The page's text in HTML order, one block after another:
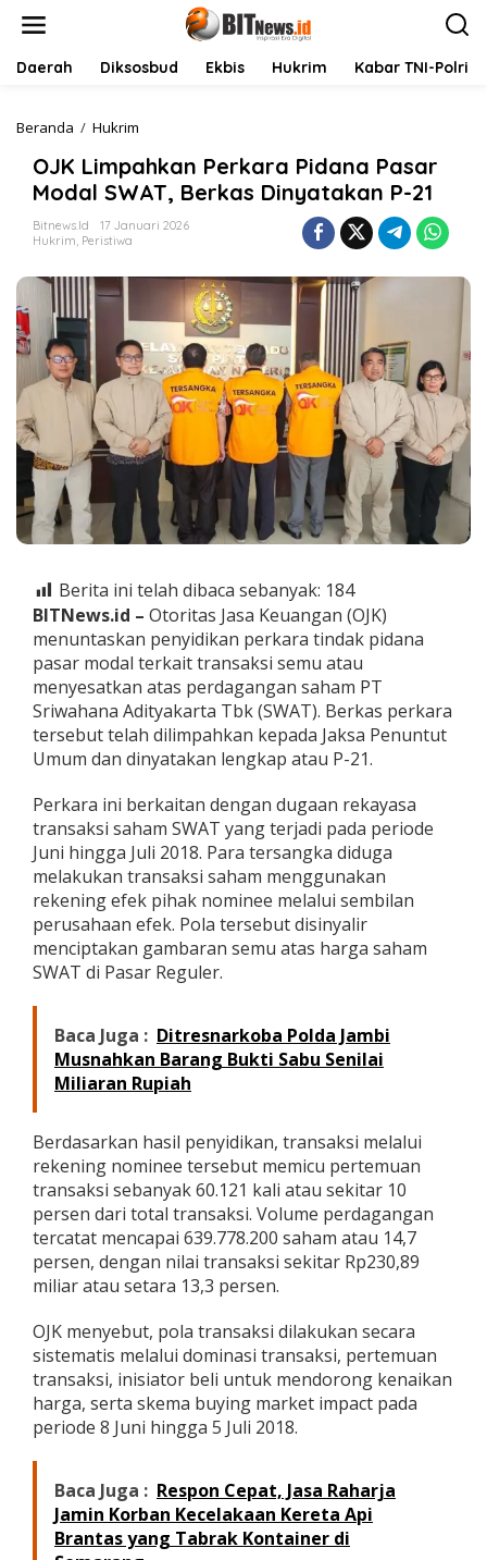
Daerah Diksosbud Ekbis Hukrim Kabar TNI-Polri
Beranda / Hukrim
K
L
i
m
h
a
n
P
e
a
r
P
i
d
a
P
a
s
a
r
M
o
d
S
W
A
T
,
B
e
r
k
D
n
y
a
k
a
P
-
2
1
OJK Limpahkan Perkara Pidana Pasar
Modal SWAT, Berkas Dinyatakan P-21
Bitnews.id
17 Januari 2026
Hukrim, Peristiwa
Berita ini telah dibaca sebanyak: 184
BITNews.id – Otoritas Jasa Keuangan (OJK)
menuntaskan penyidikan perkara tindak pidana
pasar modal terkait transaksi semu atau
menyesatkan atas perdagangan saham PT
Sriwahana Adityakarta Tbk (SWAT). Berkas perkara
tersebut telah dilimpahkan kepada Jaksa Penuntut
Umum dan dinyatakan lengkap atau P-21.
Perkara ini berkaitan dengan dugaan rekayasa
transaksi saham SWAT yang terjadi pada periode
Juni hingga Juli 2018. Para tersangka diduga
melakukan transaksi saham menggunakan
rekening efek pihak nominee melalui sembilan
perusahaan efek. Pola tersebut disinyalir
menciptakan gambaran semu atas harga saham
SWAT di Pasar Reguler.
Baca Juga : Ditresnarkoba Polda Jambi
Musnahkan Barang Bukti Sabu Senilai
Miliaran Rupiah
Berdasarkan hasil penyidikan, transaksi melalui
rekening nominee tersebut memicu pertemuan
transaksi sebanyak 60.121 kali atau sekitar 10
persen dari total transaksi. Volume perdagangan
tercatat mencapai 639.778.200 saham atau 14,7
persen, dengan nilai transaksi sekitar Rp230,89
miliar atau setara 13,3 persen.
OJK menyebut, pola transaksi dilakukan secara
sistematis melalui dominasi transaksi, pertemuan
transaksi, inisiator beli untuk mendorong kenaikan
harga, serta skema buying market impact pada
periode 8 Juni hingga 5 Juli 2018.
Baca Juga : Respon Cepat, Jasa Raharja
Jamin Korban Kecelakaan Kereta Api
Brantas yang Tabrak Kontainer di